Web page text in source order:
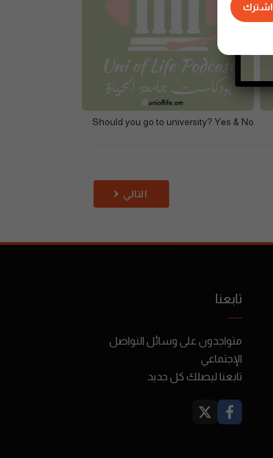
Should you go to university? Yes & No
التالي
تابعنا
متواجدون على وسائل التواصل
الإجتماعي
تابعنا ليصلك كل جديد
اشترك